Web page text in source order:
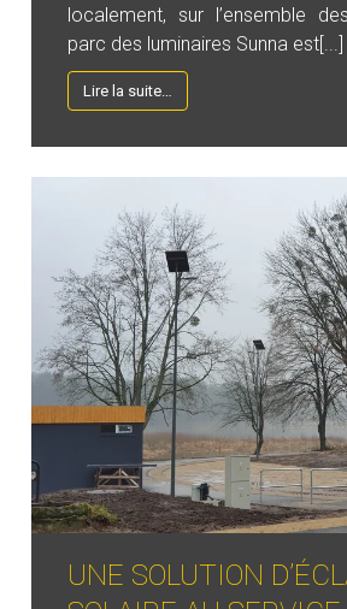
localement, sur l’ensemble
parc des luminaires Sunna est[...]
Lire la suite…
UNE SOLUTION